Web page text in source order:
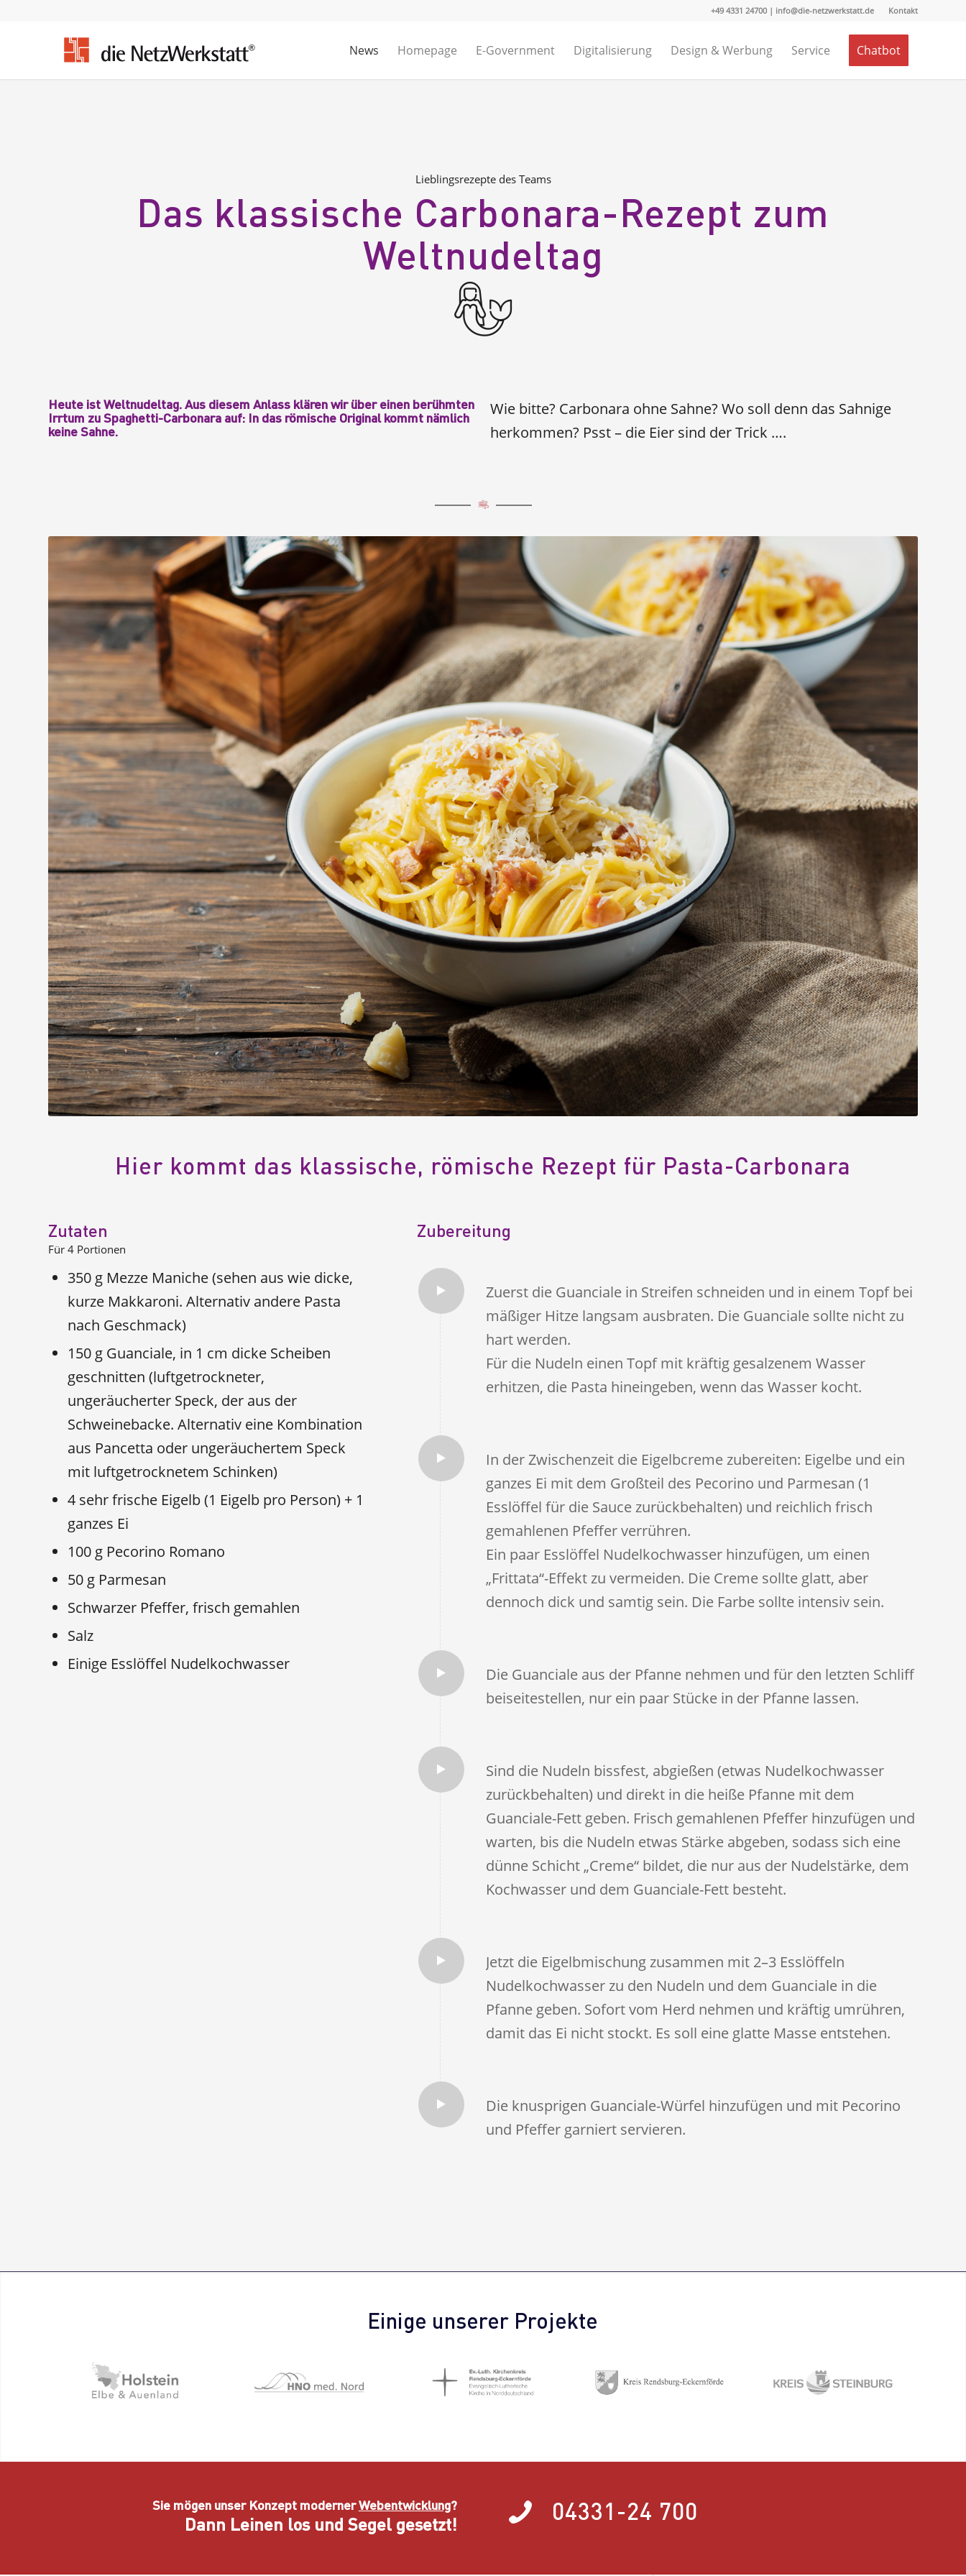
Kontakt
+49 4331 24700 | info@die-netzwerkstatt.de
News Homepage E-Government Digitalisierung Design & Werbung Service Chatbot
Lieblingsrezepte des Teams
Das klassische Carbonara-Rezept zum
Weltnudeltag
Heute ist Weltnudeltag. Aus diesem Anlass klären wir über einen berühmten
Irrtum zu Spaghetti-Carbonara auf: In das römische Original kommt nämlich
keine Sahne.
Wie bitte? Carbonara ohne Sahne? Wo soll denn das Sahnige
herkommen? Psst – die Eier sind der Trick ….
Hier kommt das klassische, römische Rezept für Pasta-Carbonara
Zutaten
Für 4 Portionen
350 g Mezze Maniche (sehen aus wie dicke,
kurze Makkaroni. Alternativ andere Pasta
nach Geschmack)
150 g Guanciale, in 1 cm dicke Scheiben
geschnitten (luftgetrockneter,
ungeräucherter Speck, der aus der
Schweinebacke. Alternativ eine Kombination
aus Pancetta oder ungeräuchertem Speck
mit luftgetrocknetem Schinken)
4 sehr frische Eigelb (1 Eigelb pro Person) + 1
ganzes Ei
100 g Pecorino Romano
50 g Parmesan
Schwarzer Pfeffer, frisch gemahlen
Salz
Einige Esslöffel Nudelkochwasser
Zubereitung
Zuerst die Guanciale in Streifen schneiden und in einem Topf bei
mäßiger Hitze langsam ausbraten. Die Guanciale sollte nicht zu
hart werden.
Für die Nudeln einen Topf mit kräftig gesalzenem Wasser
erhitzen, die Pasta hineingeben, wenn das Wasser kocht.
In der Zwischenzeit die Eigelbcreme zubereiten: Eigelbe und ein
ganzes Ei mit dem Großteil des Pecorino und Parmesan (1
Esslöffel für die Sauce zurückbehalten) und reichlich frisch
gemahlenen Pfeffer verrühren.
Ein paar Esslöffel Nudelkochwasser hinzufügen, um einen
„Frittata“-Effekt zu vermeiden. Die Creme sollte glatt, aber
dennoch dick und samtig sein. Die Farbe sollte intensiv sein.
Die Guanciale aus der Pfanne nehmen und für den letzten Schliff
beiseitestellen, nur ein paar Stücke in der Pfanne lassen.
Sind die Nudeln bissfest, abgießen (etwas Nudelkochwasser
zurückbehalten) und direkt in die heiße Pfanne mit dem
Guanciale-Fett geben. Frisch gemahlenen Pfeffer hinzufügen und
warten, bis die Nudeln etwas Stärke abgeben, sodass sich eine
dünne Schicht „Creme“ bildet, die nur aus der Nudelstärke, dem
Kochwasser und dem Guanciale-Fett besteht.
Jetzt die Eigelbmischung zusammen mit 2–3 Esslöffeln
Nudelkochwasser zu den Nudeln und dem Guanciale in die
Pfanne geben. Sofort vom Herd nehmen und kräftig umrühren,
damit das Ei nicht stockt. Es soll eine glatte Masse entstehen.
Die knusprigen Guanciale-Würfel hinzufügen und mit Pecorino
und Pfeffer garniert servieren.
Einige unserer Projekte
Sie mögen unser Konzept modernerWebentwicklung?
Dann Leinen los und Segel gesetzt! 04331-24 700